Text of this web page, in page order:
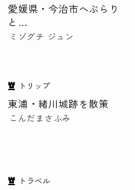
愛媛県・今治市へぶらり
と…
ミゾグチ ジュン
トリップ
東浦・緒川城跡を散策
こんだまさふみ
トラベル